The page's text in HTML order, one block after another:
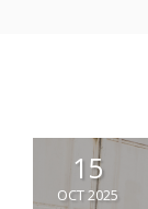
15
OCT 2025